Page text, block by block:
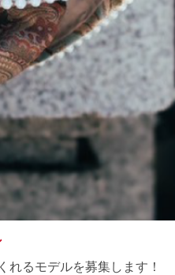
るモデルを募集します！